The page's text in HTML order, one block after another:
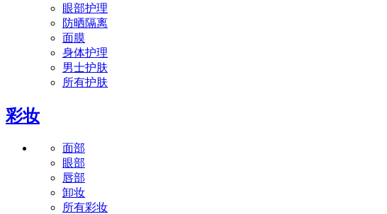
眼部护理
防晒隔离
面膜
身体护理
男士护肤
所有护肤
彩妆
面部
眼部
唇部
卸妆
所有彩妆